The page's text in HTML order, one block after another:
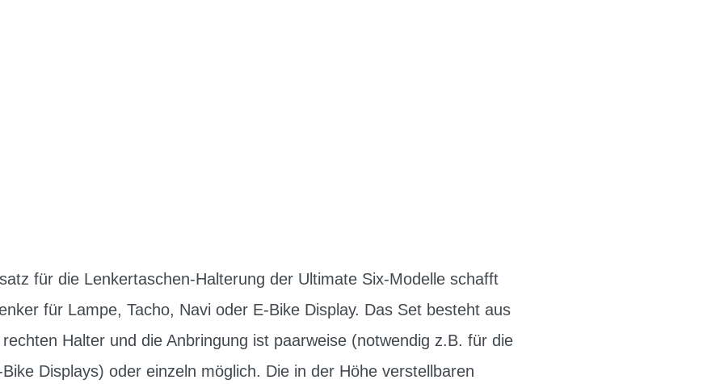
für die Lenkertaschen-Halterung der Ultimate Six-Modelle schafft
für Lampe, Tacho, Navi oder E-Bike Display. Das Set besteht aus
Halter und die Anbringung ist paarweise (notwendig z.B. für die
Displays) oder einzeln möglich. Die in der Höhe verstellbaren